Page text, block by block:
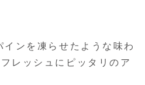
ンを凍らせたような味わ
レッシュにピッタリのア